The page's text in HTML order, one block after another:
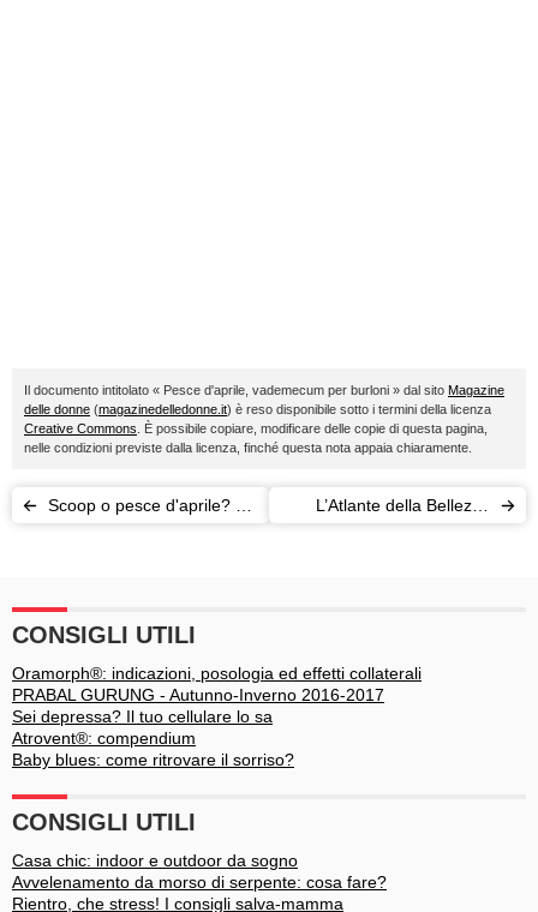
Il documento intitolato « Pesce d'aprile, vademecum per burloni » dal sito Magazine
delle donne (magazinedelledonne.it) è reso disponibile sotto i termini della licenza
Creative Commons . È possibile copiare, modificare delle copie di questa pagina,
nelle condizioni previste dalla licenza, finché questa nota appaia chiaramente.
Scoop o pesce d'aprile? Le
L’Atlante della Bellezza
CONSIGLI UTILI
Oramorph®: indicazioni, posologia ed effetti collaterali
PRABAL GURUNG - Autunno-Inverno 2016-2017
Sei depressa? Il tuo cellulare lo sa
Atrovent®: compendium
Baby blues: come ritrovare il sorriso?
CONSIGLI UTILI
Casa chic: indoor e outdoor da sogno
Avvelenamento da morso di serpente: cosa fare?
Rientro, che stress! I consigli salva-mamma